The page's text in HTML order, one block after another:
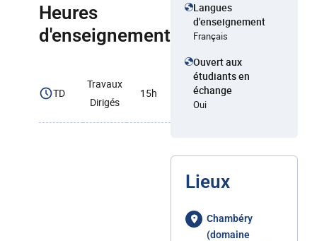
Heures
d'enseignement
TD
Travaux
Dirigés
15h
Langues
d'enseignement
Français
Ouvert aux
étudiants en
échange
Oui
Lieux
Chambéry
(domaine